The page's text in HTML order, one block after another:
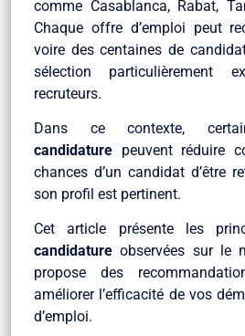
comme Casablanca, Rabat,
Chaque offre d’emploi peut
voire des centaines de
sélection particulièrement
recruteurs.
Dans ce contexte,
candidature peuvent réduire
chances d’un candidat d’être
son profil est pertinent.
Cet article présente les
candidature observées sur le
propose des
améliorer l’efficacité de vos
d’emploi.